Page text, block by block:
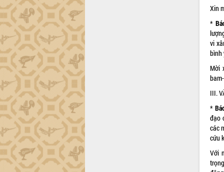
Xin
*
vi
bình
Mời
III.
*
đạo
các
cứu
Với